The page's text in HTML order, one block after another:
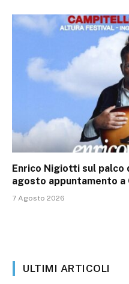
Enrico Nigiotti sul palco
agosto appuntamento
7 Agosto 2026
ULTIMI ARTICOLI